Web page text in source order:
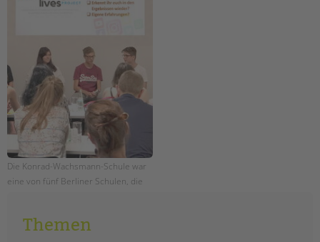
Die Konrad-Wachsmann-Schule war
eine von fünf Berliner Schulen, die
(dt. „Verschwommene Lebenswege“)
Themen